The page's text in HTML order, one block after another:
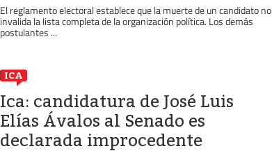
El reglamento electoral establece que la muerte de un candidato no
invalida la lista completa de la organización política. Los demás
postulantes ...
ICA
Ica: candidatura de José Luis
Elías Ávalos al Senado es
declarada improcedente